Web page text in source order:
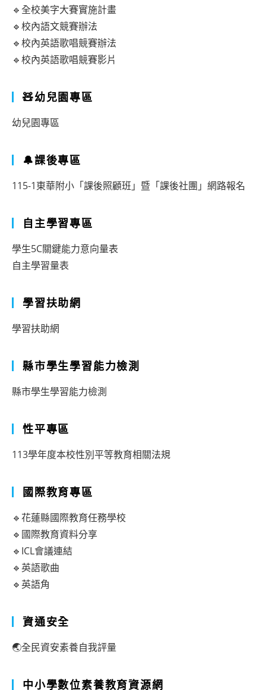
🔹全校美字大賽實施計畫
🔹校內語文競賽辦法
🔹校內英語歌唱競賽辦法
🔹校內英語歌唱競賽影片
🧸幼兒園專區
幼兒園專區
🔔課後專區
115-1東華附小「課後照顧班」暨「課後社團」網路報名
自主學習專區
學生5C關鍵能力意向量表
自主學習量表
學習扶助網
學習扶助網
縣市學生學習能力檢測
縣市學生學習能力檢測
性平專區
113學年度本校性別平等教育相關法規
國際教育專區
🔹花蓮縣國際教育任務學校
🔹國際教育資料分享
🔹ICL會議連結
🔹英語歌曲
🔹英語角
資通安全
🌏全民資安素養自我評量
中小學數位素養教育資源網